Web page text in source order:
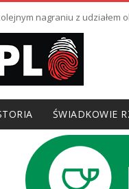
nagraniu z udziałem
ŚWIADKOWIE